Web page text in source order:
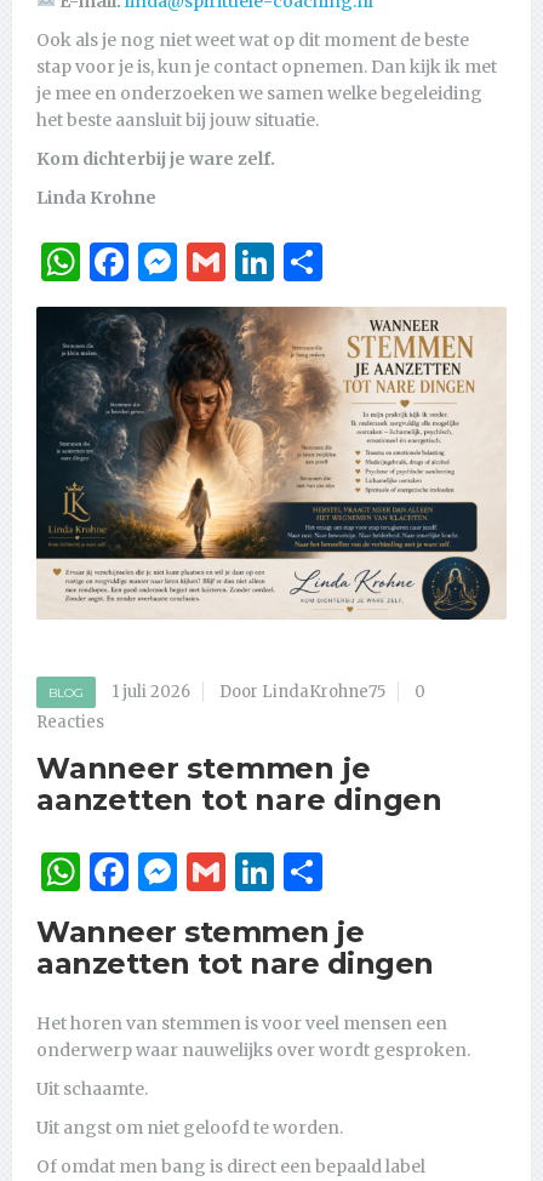
Ook als je nog niet weet wat op dit moment de beste
stap voor je is, kun je contact opnemen. Dan kijk ik met
je mee en onderzoeken we samen welke begeleiding
het beste aansluit bij jouw situatie.
Kom dichterbij je ware zelf.
Linda Krohne
WhatsApp
Facebook
Messenger
GmailLinkedIn
BLOG 1 juli 2026 Door LindaKrohne75
0
Reacties
Wanneer stemmen je
aanzetten tot nare dingen
WhatsApp
Facebook
Messenger
GmailLinkedIn
Wanneer stemmen je
aanzetten tot nare dingen
Het horen van stemmen is voor veel mensen een
onderwerp waar nauwelijks over wordt gesproken.
Uit schaamte.
Uit angst om niet geloofd te worden.
Of omdat men bang is direct een bepaald label